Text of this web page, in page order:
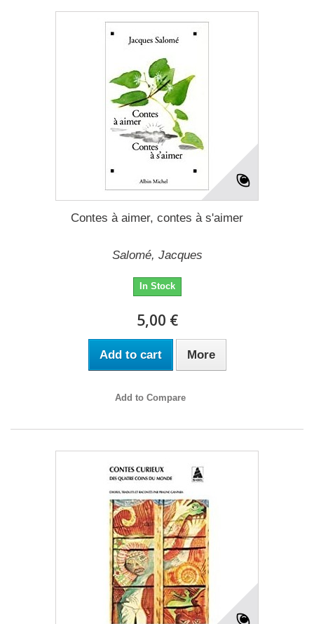
Contes à aimer, contes à s'aimer
Salomé, Jacques
In Stock
5,00 €
Add to cart More
Add to Compare